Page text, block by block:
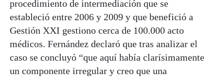
procedimiento de intermediación que se
estableció entre 2006 y 2009 y que benefició a
Gestión XXI gestiono cerca de 100.000 acto
médicos. Fernández declaró que tras analizar el
caso se concluyó “que aquí había clarísimamente
un componente irregular y creo que una